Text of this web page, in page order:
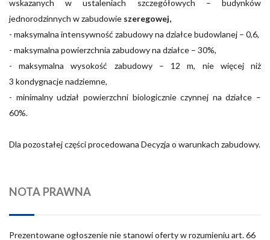
wskazanych w ustaleniach szczegółowych – budynków
jednorodzinnych w zabudowie szeregowej,
- maksymalna intensywność zabudowy na działce budowlanej – 0,6,
- maksymalna powierzchnia zabudowy na działce – 30%,
- maksymalna wysokość zabudowy – 12 m, nie więcej niż
3 kondygnacje nadziemne,
- minimalny udział powierzchni biologicznie czynnej na działce –
60%.
Dla pozostałej części procedowana Decyzja o warunkach zabudowy.
NOTA PRAWNA
Prezentowane ogłoszenie nie stanowi oferty w rozumieniu art. 66